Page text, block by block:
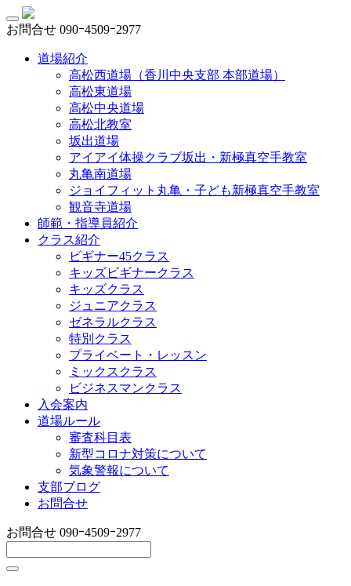
お問合せ 090ｰ4509ｰ2977
道場紹介
高松西道場（香川中央支部 本部道場）
高松東道場
高松中央道場
高松北教室
坂出道場
アイアイ体操クラブ坂出・新極真空手教室
丸亀南道場
ジョイフィット丸亀・子ども新極真空手教室
観音寺道場
師範・指導員紹介
クラス紹介
ビギナー45クラス
キッズビギナークラス
キッズクラス
ジュニアクラス
ゼネラルクラス
特別クラス
プライベート・レッスン
ミックスクラス
ビジネスマンクラス
入会案内
道場ルール
審査科目表
新型コロナ対策について
気象警報について
支部ブログ
お問合せ
お問合せ 090ｰ4509ｰ2977